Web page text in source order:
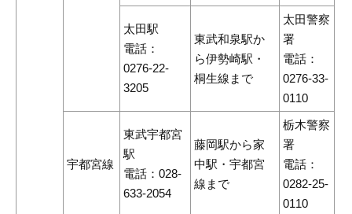
太田駅
電話：
0276-22-
3205
東武和泉駅か
ら伊勢崎駅・
桐生線まで
太田警察
署
電話：
0276-33-
0110
宇都宮線
東武宇都宮
駅
電話：028-
633-2054
藤岡駅から家
中駅・宇都宮
線まで
栃木警察
署
電話：
0282-25-
0110